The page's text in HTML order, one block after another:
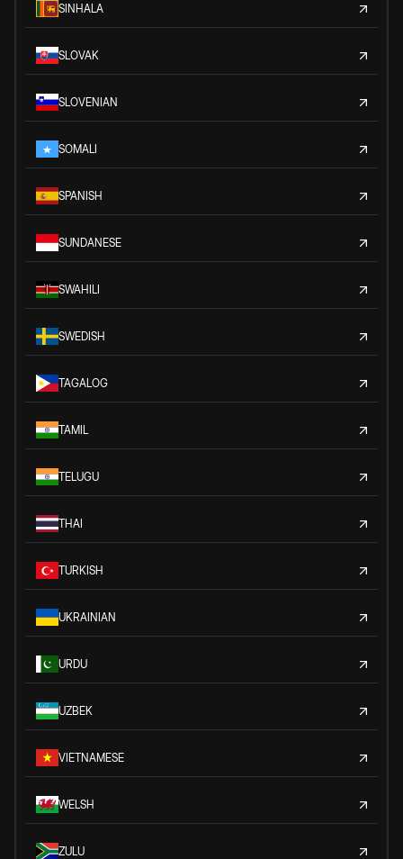
SINHALA
SLOVAK
SLOVENIAN
SOMALI
SPANISH
SUNDANESE
SWAHILI
SWEDISH
TAGALOG
TAMIL
TELUGU
THAI
TURKISH
UKRAINIAN
URDU
UZBEK
VIETNAMESE
WELSH
ZULU